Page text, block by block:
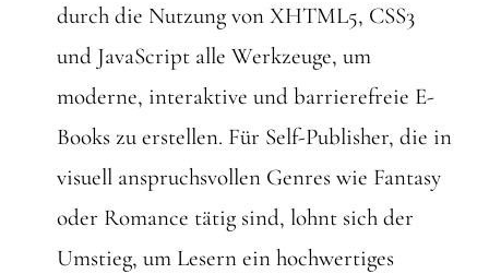
durch die Nutzung von XHTML5, CSS3
und JavaScript alle Werkzeuge, um
moderne, interaktive und barrierefreie E-
Books zu erstellen. Für Self-Publisher, die in
visuell anspruchsvollen Genres wie Fantasy
oder Romance tätig sind, lohnt sich der
Umstieg, um Lesern ein hochwertiges